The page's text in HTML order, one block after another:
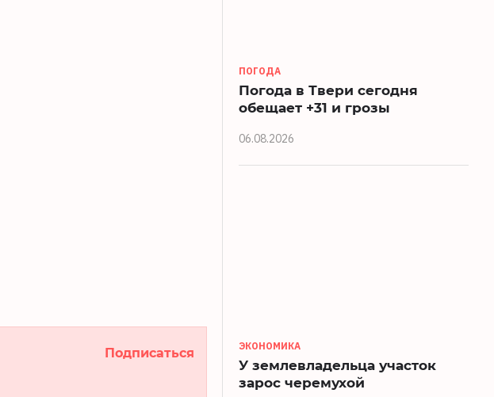
Подписаться
ПОГОДА
Погода в Твери сегодня
обещает +31 и грозы
06.08.2026
ЭКОНОМИКА
У землевладельца участок
зарос черемухой